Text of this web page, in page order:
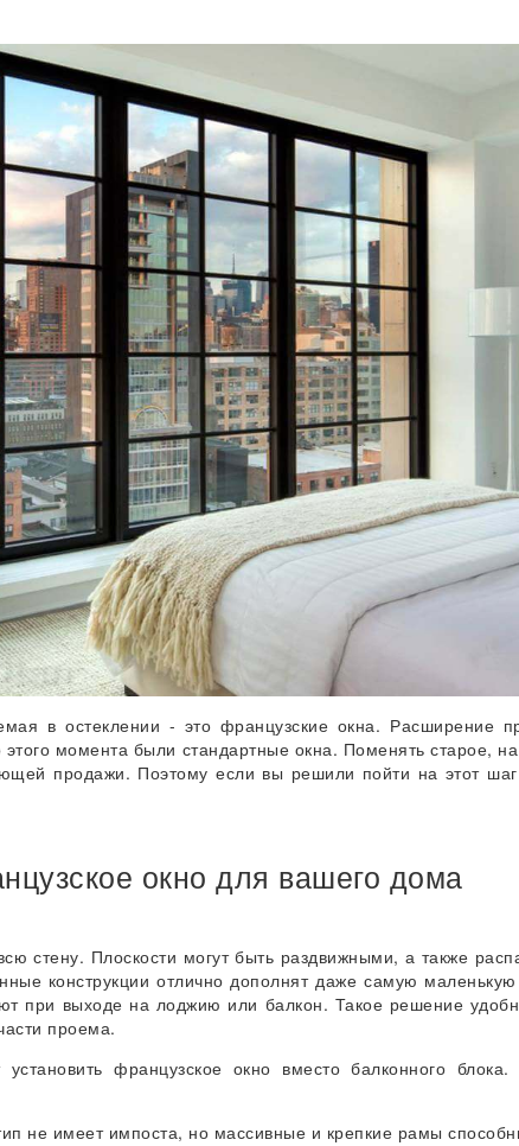
в остеклении - это французские окна. Расширение
момента были стандартные окна. Поменять старое,
продажи. Поэтому если вы решили пойти на этот
окно для вашего дома
стену. Плоскости могут быть раздвижными, а также
конструкции отлично дополнят даже самую
при выходе на лоджию или балкон. Такое решение
проема.
французское окно вместо балконного
не имеет импоста, но массивные и крепкие рамы